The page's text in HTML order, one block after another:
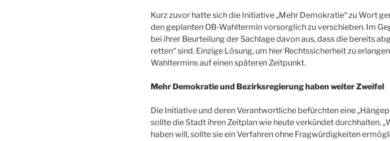
Kurz zuvor hatte sich die Initiative „Mehr Demokratie“ zu Wort
den geplanten OB-Wahltermin vorsorglich zu verschieben. Im
bei ihrer Beurteilung der Sachlage davon aus, dass die bereits
retten“ sind. Einzige Lösung, um hier Rechtssicherheit zu
Wahltermins auf einen späteren Zeitpunkt.
Mehr Demokratie und Bezirksregierung haben weiter Zweifel
Die Initiative und deren Verantwortliche befürchten eine
sollte die Stadt ihren Zeitplan wie heute verkündet durchhalten.
haben will, sollte sie ein Verfahren ohne Fragwürdigkeiten